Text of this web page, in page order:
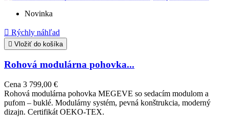
Novinka
 Rýchly náhľad
 Vložiť do košíka
Rohová modulárna pohovka...
Cena 3 799,00 €
Rohová modulárna pohovka MEGEVE so sedacím modulom a
pufom – buklé. Modulárny systém, pevná konštrukcia, moderný
dizajn. Certifikát OEKO-TEX.